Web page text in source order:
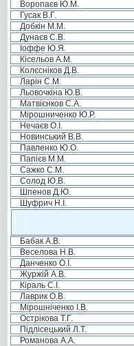
Воропаєв Ю.М.
Гусак В.Г.
Добкін М.М.
Дунаєв С.В.
Іоффе Ю.Я.
Кісельов А.М.
Колєсніков Д.В.
Ларін С.М.
Льовочкіна Ю.В.
Матвієнков С.А.
Мірошниченко Ю.Р.
Нечаєв О.І.
Новинський В.В.
Павленко Ю.О.
Папієв М.М.
Сажко С.М.
Солод Ю.В.
Шпенов Д.Ю.
Шуфрич Н.І.
Бабак А.В.
Веселова Н.В.
Данченко О.І.
Журжій А.В.
Кіраль С.І.
Лаврик О.В.
Мірошніченко І.В.
Острікова Т.Г.
Підлісецький Л.Т.
Романова А.А.